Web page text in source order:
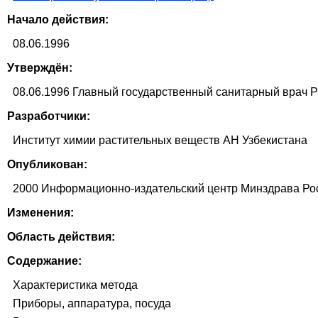
Начало действия:
08.06.1996
Утверждён:
08.06.1996 Главный государственный санитарный врач
Разработчики:
Институт химии растительных веществ АН Узбекистана
Опубликован:
2000 Информационно-издательский центр Минздрава
Изменения:
Область действия:
Содержание:
Характеристика метода
Приборы, аппаратура, посуда